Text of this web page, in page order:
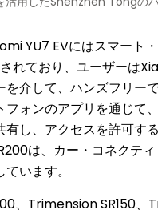
YU7 EVにはスマート
れており、ユーザーは
を介して、ハンズフリー
フォンのアプリを通じて
有し、アクセスを許可
は、カー・コネクテ
います。
、Trimension SR150